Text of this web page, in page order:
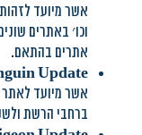
אשר מיועד
וכו׳ באתרים
אתרים בהתאם.
Update
אשר מיועד לאתר
ברחבי הרשת